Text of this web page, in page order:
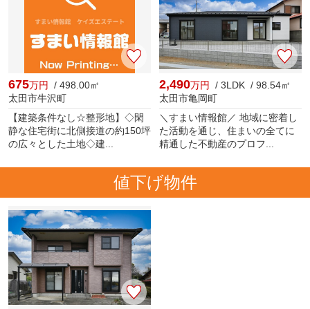
675万円
/ 498.00㎡
太田市牛沢町
【建築条件なし☆整形地】◇閑
静な住宅街に北側接道の約150坪
の広々とした土地◇建...
2,490万円
/ 3LDK / 98.54㎡
太田市亀岡町
＼すまい情報館／ 地域に密着し
た活動を通じ、住まいの全てに
精通した不動産のプロフ...
値下げ物件